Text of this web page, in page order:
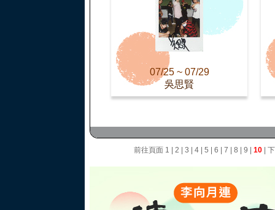
07/25 ~ 07/29
吳思賢
前往頁面 1 2 3 4| 5 6 7 8 9 10|